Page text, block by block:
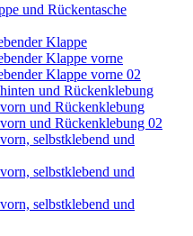
und Rückentasche
Klappe
Klappe vorne
Klappe vorne 02
und Rückenklebung
und Rückenklebung
und Rückenklebung 02
selbstklebend und
selbstklebend und
selbstklebend und